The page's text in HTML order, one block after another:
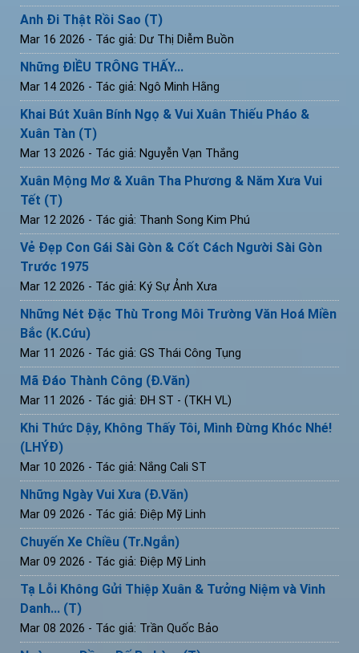
Anh Đi Thật Rồi Sao (T)
Mar 16 2026 - Tác giả: Dư Thị Diễm Buồn
Những ĐIỀU TRÔNG THẤY...
Mar 14 2026 - Tác giả: Ngô Minh Hằng
Khai Bút Xuân Bính Ngọ & Vui Xuân Thiếu Pháo &
Xuân Tàn (T)
Mar 13 2026 - Tác giả: Nguyễn Vạn Thắng
Xuân Mộng Mơ & Xuân Tha Phương & Năm Xưa Vui
Tết (T)
Mar 12 2026 - Tác giả: Thanh Song Kim Phú
Vẻ Đẹp Con Gái Sài Gòn & Cốt Cách Người Sài Gòn
Trước 1975
Mar 12 2026 - Tác giả: Ký Sự Ảnh Xưa
Những Nét Đặc Thù Trong Môi Trường Văn Hoá Miền
Bắc (K.Cứu)
Mar 11 2026 - Tác giả: GS Thái Công Tụng
Mã Đáo Thành Công (Đ.Văn)
Mar 11 2026 - Tác giả: ĐH ST - (TKH VL)
Khi Thức Dậy, Không Thấy Tôi, Mình Đừng Khóc Nhé!
(LHÝĐ)
Mar 10 2026 - Tác giả: Nắng Cali ST
Những Ngày Vui Xưa (Đ.Văn)
Mar 09 2026 - Tác giả: Điệp Mỹ Linh
Chuyến Xe Chiều (Tr.Ngắn)
Mar 09 2026 - Tác giả: Điệp Mỹ Linh
Tạ Lỗi Không Gửi Thiệp Xuân & Tưởng Niệm và Vinh
Danh... (T)
Mar 08 2026 - Tác giả: Trần Quốc Bảo